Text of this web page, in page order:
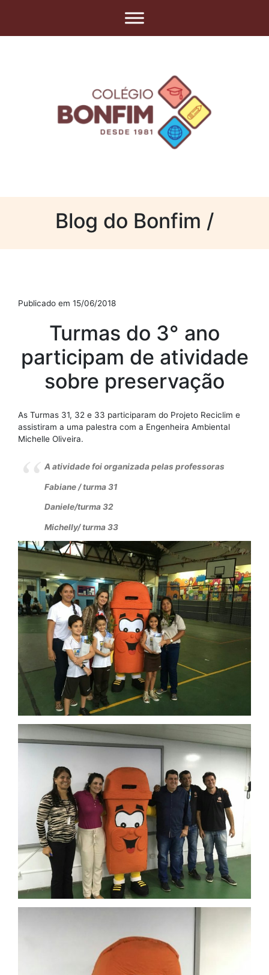
Blog do Bonfim /
Publicado em 15/06/2018
Turmas do 3° ano
participam de atividade
sobre preservação
As Turmas 31, 32 e 33 participaram do Projeto Reciclim e
assistiram a uma palestra com a Engenheira Ambiental
Michelle Oliveira.
A atividade foi organizada pelas professoras
Fabiane / turma 31
Daniele/turma 32
Michelly/ turma 33